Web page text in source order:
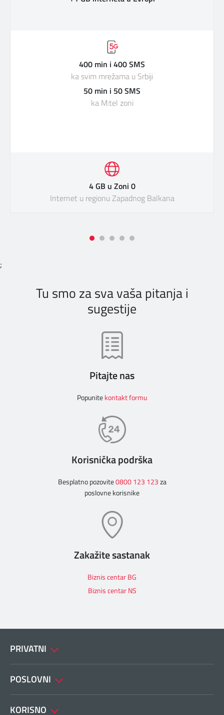
400 min i 400 SMS
ka svim mrežama u Srbiji
50 min i 50 SMS
ka M:tel zoni
4 GB u Zoni 0
Internet u regionu Zapadnog Balkana
;
Tu smo za sva vaša pitanja i
sugestije
Pitajte nas
Popunitekontakt formu
Korisnička podrška
Besplatno pozovite0800 123 123za
poslovne korisnike
Zakažite sastanak
Biznis centar BG
Biznis centar NS
PRIVATNI
POSLOVNI
KORISNO